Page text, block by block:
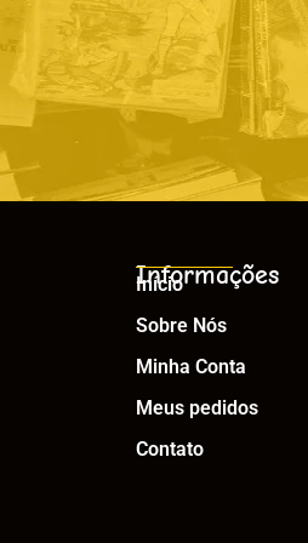
Informações
Início
Sobre Nós
Minha Conta
Meus pedidos
Contato